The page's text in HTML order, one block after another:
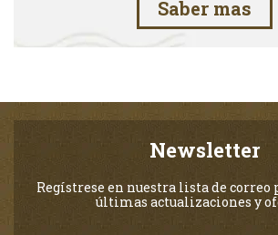
Saber mas
Newsletter
Regístrese en nuestra lista de correo
últimas actualizaciones y